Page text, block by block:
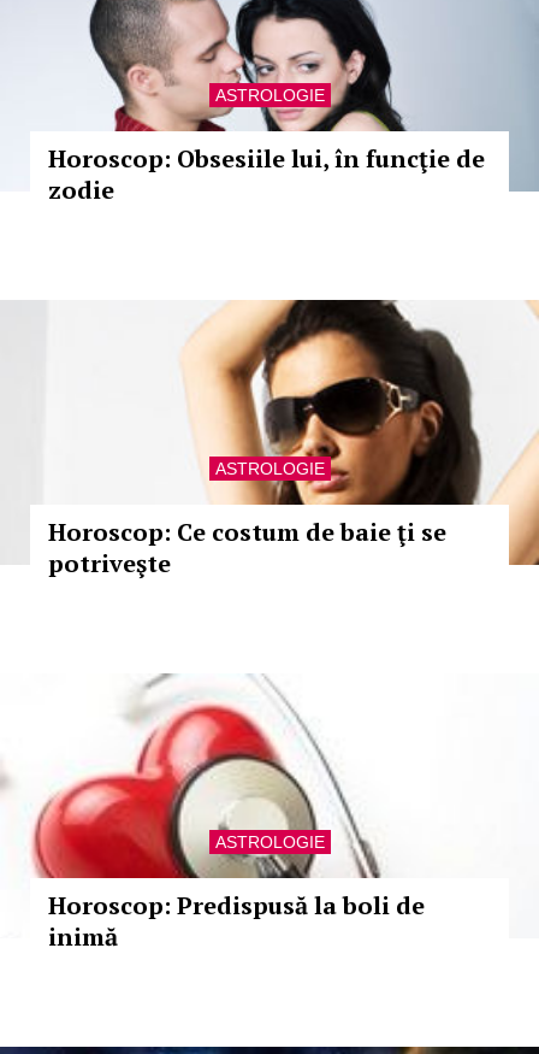
ASTROLOGIE
Horoscop: Obsesiile lui, în funcţie de
zodie
ASTROLOGIE
Horoscop: Ce costum de baie ţi se
potriveşte
ASTROLOGIE
Horoscop: Predispusă la boli de
inimă